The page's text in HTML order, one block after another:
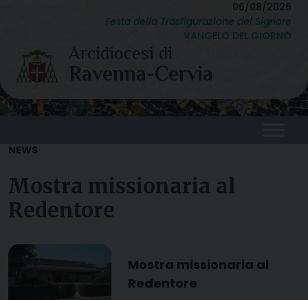
content
06/08/2026
Festa della Trasfigurazione del Signore
VANGELO DEL GIORNO
NEWS
Mostra missionaria al
Redentore
Mostra missionaria al
Redentore